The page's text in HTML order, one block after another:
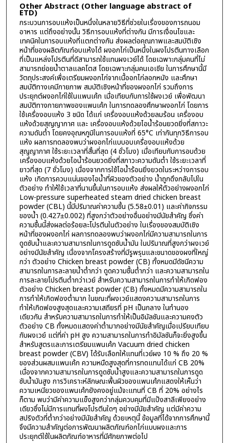
Other Abstract (Other language abstract of
ETD)
กระบวนการอบแห้งเป็นหนึ่งในหลายวิธีที่ช่วยในเรื่องของการถนอม
อาหาร แต่ถึงอย่างนั้น วิธีการอบแห้งที่ต่างกัน มีการเงื่อนไขและ
เทคนิคในการอบแห้งที่แตกต่างกัน ส่งผลต่อคุณภาพและสมบัติเชิง
หน้าที่ของผลิตภัณฑ์อบแห้งได้ ผงอกไก่เป็นหนึ่งในผงโปรตีนทางเลือก
ที่เป็นแหล่งโปรตีนที่ดีสามารถใช้แทนผงเวย์ได้ โดยเฉพาะกลุ่มคนที่ไม่
สามารถย่อยน้ำตาลแลคโตส โดยเฉพาะกลุ่มคนเอเชีย ในการศึกษานี้มี
วัตถุประสงค์เพื่อเตรียมผงอกไก่จากเนื้ออกไก่ลอกหนัง และศึกษา
สมบัติทางเคมีกายภาพ สมบัติเชิงหน้าที่ของผงอกไก่ รวมถึงการ
ประยุกต์ผงอกไก่ใช้ในแพนเค้ก เมื่อเทียบกับการใช้ผงเวย์ เพื่อพัฒนา
สมบัติทางกายภาพของแพนเค้ก ในการทดลองศึกษาผงอกไก่ โดยการ
ใช้เครื่องอบแห้ง 3 ชนิด ได้แก่ เครื่องอบแห้งด้วยลมร้อน เครื่องอบ
แห้งด้วยสุญญากาศ และ เครื่องอบแห้งด้วยไอน้ำร้อนยวดยิ่งที่สภาวะ
ความดันต่ำ โดยคงอุณหภูมิในการอบแห้งที่ 65°C เท่ากันทุกวิธีการอบ
แห้ง ผลการทดลองพบว่าผงอกไก่แบบอบเครื่องอบแห้งด้วย
สุญญากาศ ใช้ระยะเวลาที่สั้นที่สุด (4 ชั่วโมง) เมื่อเทียบกับการอบด้วย
เครื่องอบแห้งด้วยไอน้ำร้อนยวดยิ่งที่สภาวะความดันต่ำ ใช้ระยะเวลาที่
ยาวที่สุด (7 ชั่วโมง) เนื่องจากการใช้ไอน้ำร้อนยิ่งยวดในระหว่างการอบ
แห้ง เกิดการควบแน่นของไอน้ำที่ผิวของตัวอย่าง น้ำถูกดึงกลับไปใน
ตัวอย่าง ทำให้ใช้เวลาที่นานขึ้นในการอบแห้ง ส่งผลให้ตัวอย่างผงอกไก่
Low-pressure superheated steam dried chicken breast
powder (CBL) นี้มีปริมาณค่าความชื้น (5.58±0.01) และค่ากิจกรรม
ของน้ำ (0.427±0.002) ที่สูงกว่าตัวอย่างอื่นอย่างมีนัยสำคัญ ซึ่งค่า
ความชื้นนี้ส่งผลต่อร้อยละโปรตีนในตัวอย่าง ในเรื่องของสมบัติเชิง
หน้าที่ของผงอกไก่ ผลการทดลองพบว่าผงอกไก่มีความสามารถในการ
ดูดซับน้ำและความสามารถในการดูดซับน้ำมัน ในปริมาณที่สูงกว่าผงเวย์
อย่างมีนัยสำคัญ เนื่องจากโครงสร้างที่มีรูพรุนและขนาดของผงที่ใหญ่
กว่า ตัวอย่าง Chicken breast powder (CB) ทั้งหมดมีดัชนีความ
สามารถในการละลายน้ำต่ำกว่า ดูดความชื้นต่ำกว่า และความสามารถใน
การละลายโปรตีนต่ำกว่าเวย์ สำหรับความสามารถในการทำให้เกิดฟอง
ตัวอย่าง Chicken breast powder (CB) ทั้งหมดมีความสามารถใน
การทำให้เกิดฟองต่ำมาก ในขณะที่ผงเวย์แสดงความสามารถในการ
ทำให้เกิดฟองสูงสุดและความเสถียรที่ pH เป็นกลาง ในทำนอง
เดียวกัน สำหรับความสามารถในการทำให้เป็นอิมัลชันและความคงตัว
ตัวอย่าง CB ทั้งหมดแสดงค่าต่ำมากอย่างมีนัยสำคัญเมื่อเปรียบเทียบ
กับผงเวย์ แต่ที่ค่า pH สูง ความสามารถในการทำอิมัลชันก็จะยิ่งสูงขึ้น
สำหรับสูตรและการเตรียมแพนเค้ก Vacuum dried chicken
breast powder (CBV) ได้รับเลือกให้แทนที่เวย์ผง 10 % ถึง 20 %
ของส่วนผสมแพนเค้ก ความหนืดสูงสุดที่การทดแทนได้แก่ CB 20%
เนื่องจากความสามารถในการดูดซับน้ำสูงและความสามารถในการดูด
ซับน้ำมันสูง การวิเคราะห์ลักษณะพื้นผิวของแพนเค้กแสดงให้เห็นว่า
ความเหนียวของแพนเค้กยังคงอยู่แม้จะแทนที่ CB ที่ 20% อย่างไร
ก็ตาม พบว่ามีค่าความแข็งสูงกว่ากลุ่มควบคุมที่มีแป้งสาลีเพียงอย่าง
เดียวซึ่งไม่มีการแทนที่ผงโปรตีนใดๆ อย่างมีนัยสำคัญ แต่มีค่าความ
สปริงตัวที่ต่ำกว่าอย่างมีนัยสำคัญ ด้วยเหตุนี้ ข้อมูลที่ได้จากการศึกษานี้
จึงมีความสำคัญต่อการพัฒนาผลิตภัณฑ์อกไก่แบบผงและการ
ประยุกต์ใช้ในผลิตภัณฑ์อาหารที่มีศักยภาพต่อไป